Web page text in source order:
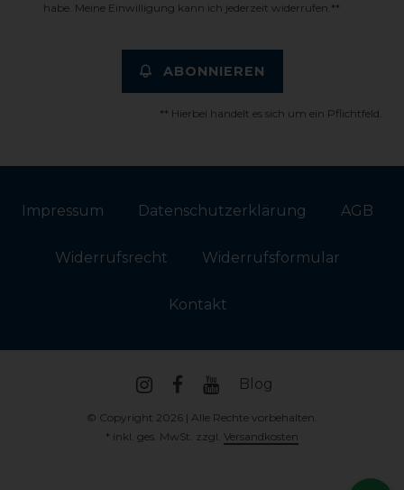
habe. Meine Einwilligung kann ich jederzeit widerrufen.**
ABONNIEREN
** Hierbei handelt es sich um ein Pflichtfeld.
Impressum Daten­schutz­erklärung AGB
Widerrufs­recht Widerrufs­formular
Kontakt
Blog
© Copyright 2026 | Alle Rechte vorbehalten.
* inkl. ges. MwSt. zzgl. Versandkosten